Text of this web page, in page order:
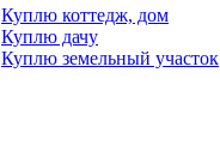
Куплю коттедж, дом
Куплю дачу
Куплю земельный участок